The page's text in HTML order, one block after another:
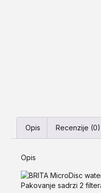
Opis Recenzije (0)
Opis
Pakovanje sadrzi 2